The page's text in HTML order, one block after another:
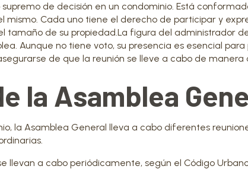
de decisión en un condominio. Está
mismo. Cada uno tiene el derecho de participar y
tamaño de su propiedad.La figura del administrador
Aunque no tiene voto, su presencia es esencial
de que la reunión se lleve a cabo de manera
la Asamblea
la Asamblea General lleva a cabo diferentes
llevan a cabo periódicamente, según el Código